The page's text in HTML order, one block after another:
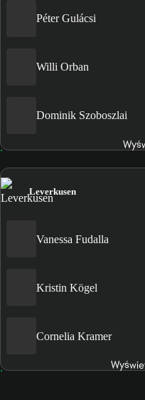
Péter Gulácsi
Willi Orban
Dominik Szoboszlai
Leverkusen
Vanessa Fudalla
Kristin Kögel
Cornelia Kramer